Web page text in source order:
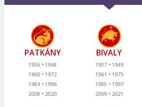
PATKÁNY
1936
1948
1960
1972
1984
1996
2008
2020
BIVALY
1937
1949
1961
1973
1985
1997
2009
2021